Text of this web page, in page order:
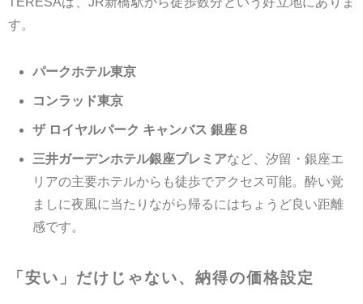
す。
パークホテル東京
コンラッド東京
ザ ロイヤルパーク キャンバス 銀座８
三井ガーデンホテル銀座プレミアなど、汐留・銀座エ
リアの主要ホテルからも徒歩でアクセス可能。酔い覚
ましに夜風に当たりながら帰るにはちょうど良い距離
感です。
「安い」だけじゃない、納得の価格設定